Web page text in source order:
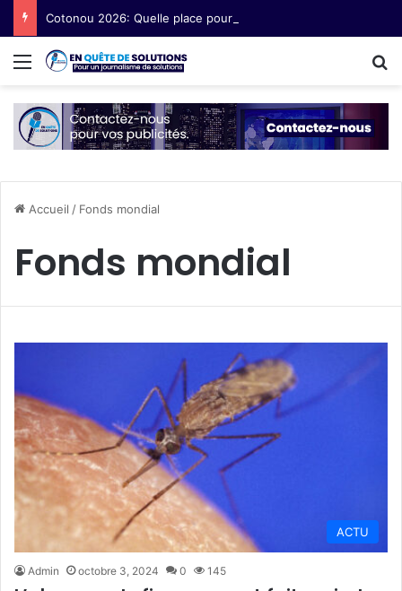
Menu
Accueil / Fonds mondial
Fonds mondial
ACTU
Admin octobre 3, 2024 0 145